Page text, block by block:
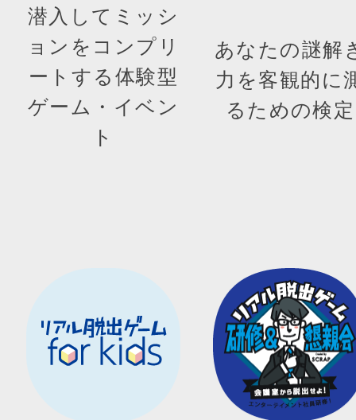
潜入してミッシ
ョンをコンプリ
ートする体験型
ゲーム・イベン
ト
あなたの謎解
力を客観的に
るための検定